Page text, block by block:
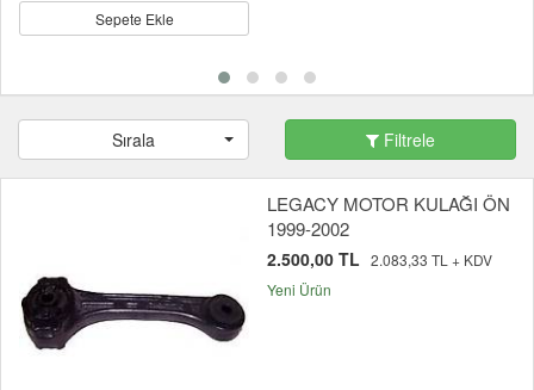
Sepete Ekle
Sırala Filtrele
LEGACY MOTOR KULAĞI ÖN
1999-2002
2.500,00 TL 2.083,33 TL + KDV
Yeni Ürün